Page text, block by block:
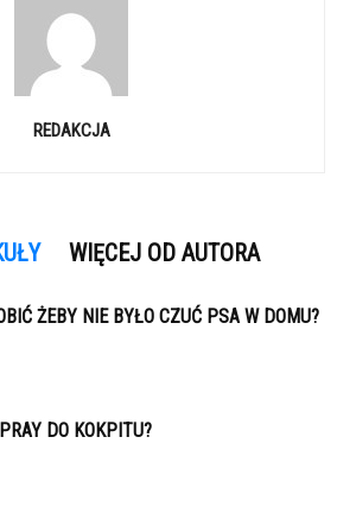
REDAKCJA
WIĘCEJ OD AUTORA
ŻEBY NIE BYŁO CZUĆ PSA W DOMU?
DO KOKPITU?